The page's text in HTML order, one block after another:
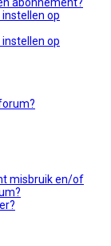
abonnement?
op
op
misbruik en/of